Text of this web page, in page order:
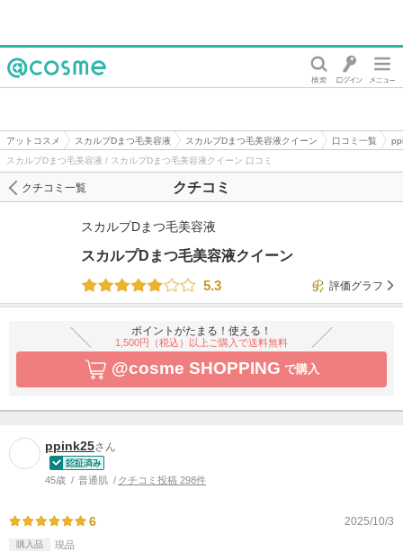
アットコスメ スカルプDまつ毛美容液 スカルプDまつ毛美容液クイーン 口コミ一覧
スカルプDまつ毛美容液 / スカルプDまつ毛美容液クイーン 口コミ
クチコミ
クチコミ一覧
スカルプDまつ毛美容液
スカルプDまつ毛美容液クイーン
5.3
評価グラフ
ポイントがたまる！使える！
1,500円（税込）以上ご購入で送料無料
@cosme SHOPPING で購入
ppink25さん
45歳 普通肌 クチコミ投稿 298件
6 2025/10/3
購入品 現品